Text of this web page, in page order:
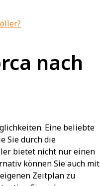
nach
Eine beliebte
Sie durch die
bietet nicht nur einen
können Sie auch mit
Zeitplan zu